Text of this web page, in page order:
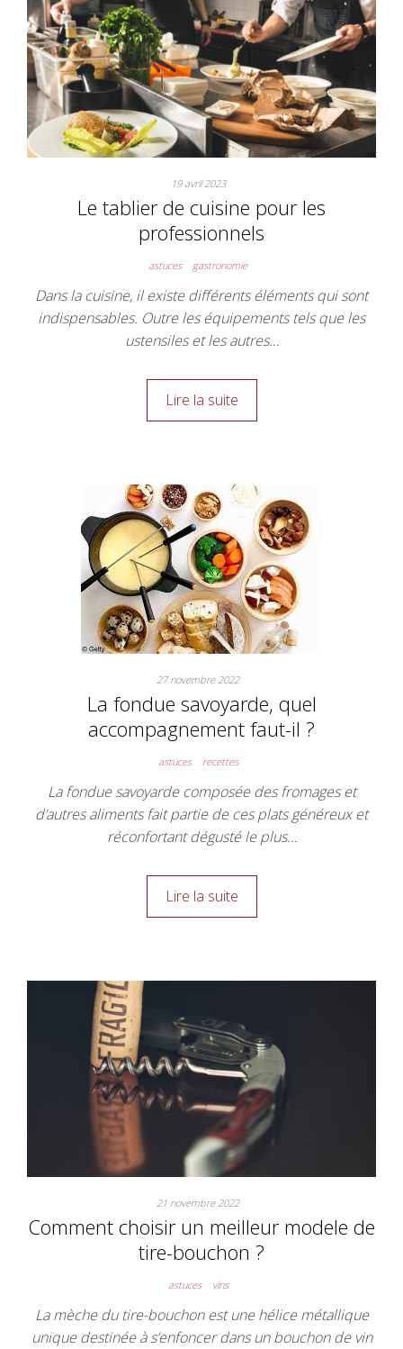
19 avril 2023
Le tablier de cuisine pour les
professionnels
astuces gastronomie
Dans la cuisine, il existe différents éléments qui sont
indispensables. Outre les équipements tels que les
ustensiles et les autres…
Lire la suite
27 novembre 2022
La fondue savoyarde, quel
accompagnement faut-il ?
astuces recettes
La fondue savoyarde composée des fromages et
d’autres aliments fait partie de ces plats généreux et
réconfortant dégusté le plus…
Lire la suite
21 novembre 2022
Comment choisir un meilleur modele de
tire-bouchon ?
astuces vins
La mèche du tire-bouchon est une hélice métallique
unique destinée à s’enfoncer dans un bouchon de vin